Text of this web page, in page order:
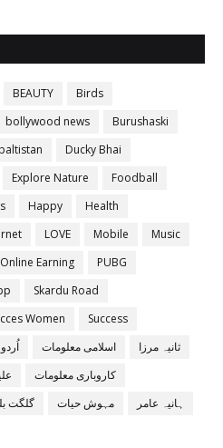
BEAUTY
Birds
bollywood news
Burushaski
Ducky Bhai
Explore Nature
Foodball
Happy
Health
LOVE Mobile
Music
Online Earning
PUBG
Skardu Road
Women
Success
اسلامی معلومات
ثانیہ مرزا
کاروباری معلومات
گلگت مہوش حیات
ہانیہ عامر